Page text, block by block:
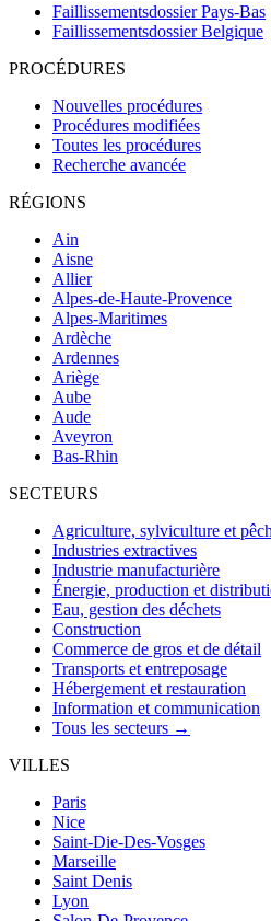
Faillissementsdossier Pays-Bas
Faillissementsdossier Belgique
PROCÉDURES
Nouvelles procédures
Procédures modifiées
Toutes les procédures
Recherche avancée
RÉGIONS
Ain
Aisne
Allier
Alpes-de-Haute-Provence
Alpes-Maritimes
Ardèche
Ardennes
Ariège
Aube
Aude
Aveyron
Bas-Rhin
SECTEURS
Agriculture, sylviculture et
Industries extractives
Industrie manufacturière
Énergie, production et
Eau, gestion des déchets
Construction
Commerce de gros et de détail
Transports et entreposage
Hébergement et restauration
Information et communication
Tous les secteurs →
VILLES
Paris
Nice
Saint-Die-Des-Vosges
Marseille
Saint Denis
Lyon